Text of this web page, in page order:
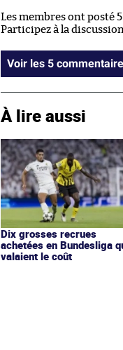
Les membres ont posté
Participez à la discussion
Voir les 5
À lire aussi
Dix grosses recrues
achetées en Bundesliga
valaient le coût